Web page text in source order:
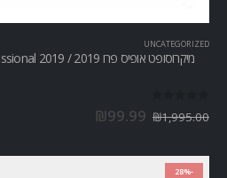
UNCATEGORIZED
₪1,995.00
₪99.99
-28%